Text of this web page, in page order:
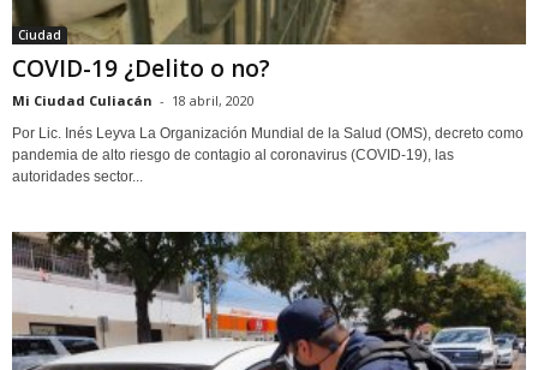
Ciudad
COVID-19 ¿Delito o no?
Mi Ciudad Culiacán - 18 abril, 2020
Por Lic. Inés Leyva La Organización Mundial de la Salud (OMS), decreto como
pandemia de alto riesgo de contagio al coronavirus (COVID-19), las
autoridades sector...